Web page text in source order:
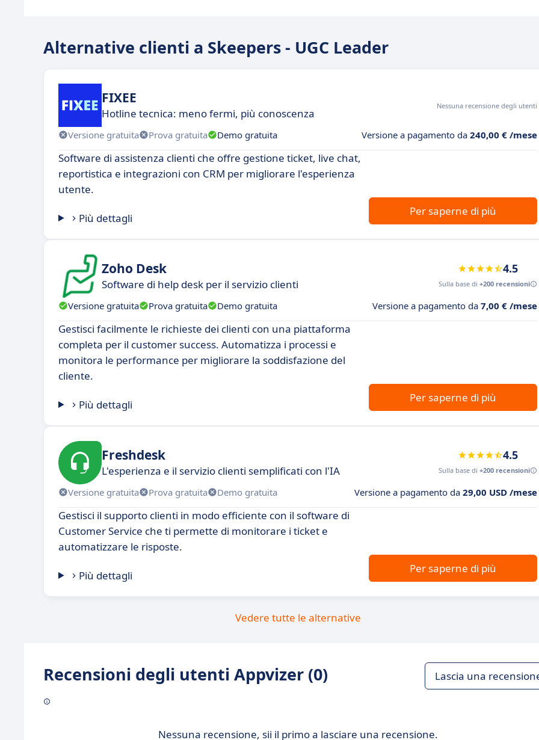
Alternative clienti a Skeepers - UGC Leader
FIXEE
Hotline tecnica: meno fermi, più conoscenza
Nessuna recensione degli utenti
Versione gratuita Prova gratuita Demo gratuita Versione a pagamento da 240,00 € /mese
Software di assistenza clienti che offre gestione ticket, live chat,
reportistica e integrazioni con CRM per migliorare l'esperienza
utente.
Più dettagli
Per saperne di più
Zoho Desk
Software di help desk per il servizio clienti
4.5
Sulla base di +200 recensioni
Versione gratuita Prova gratuita Demo gratuita Versione a pagamento da 7,00 € /mese
Gestisci facilmente le richieste dei clienti con una piattaforma
completa per il customer success. Automatizza i processi e
monitora le performance per migliorare la soddisfazione del
cliente.
Più dettagli
Per saperne di più
Freshdesk
L'esperienza e il servizio clienti semplificati con l'IA
4.5
Sulla base di +200 recensioni
Versione gratuita Prova gratuita Demo gratuita Versione a pagamento da 29,00 USD /mese
Gestisci il supporto clienti in modo efficiente con il software di
Customer Service che ti permette di monitorare i ticket e
automatizzare le risposte.
Più dettagli
Per saperne di più
Vedere tutte le alternative
Recensioni degli utenti Appvizer (0) Lascia una
Nessuna recensione, sii il primo a lasciare una recensione.